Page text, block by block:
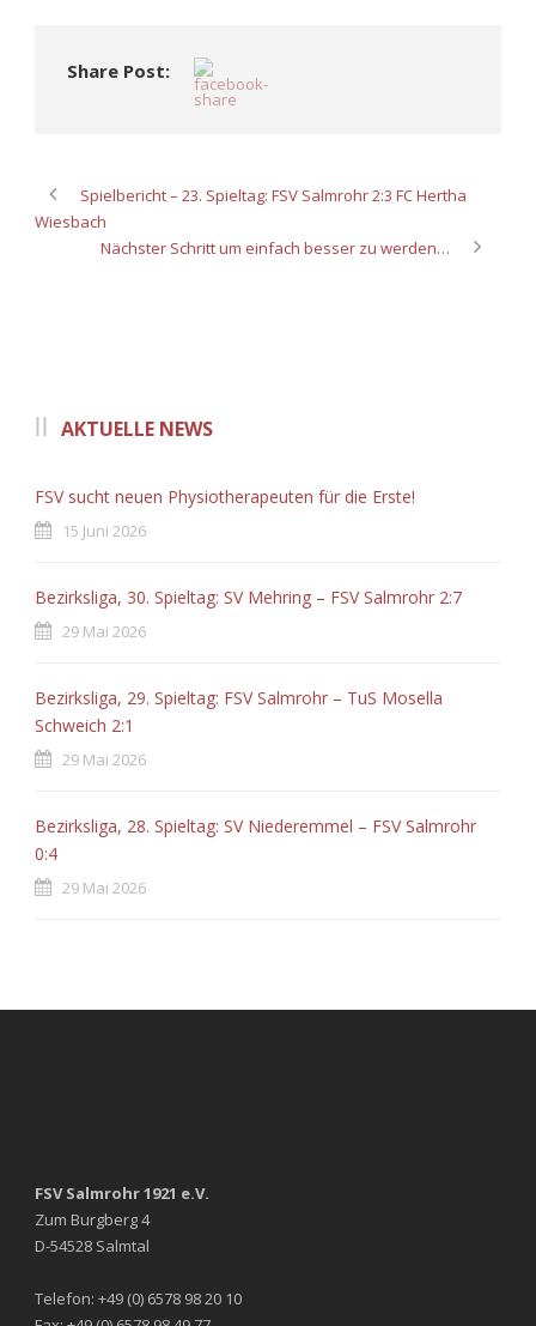
Share Post:
Spielbericht – 23. Spieltag: FSV Salmrohr 2:3 FC Hertha
Wiesbach
Nächster Schritt um einfach besser zu werden…
AKTUELLE NEWS
FSV sucht neuen Physiotherapeuten für die Erste!
15 Juni 2026
Bezirksliga, 30. Spieltag: SV Mehring – FSV Salmrohr 2:7
29 Mai 2026
Bezirksliga, 29. Spieltag: FSV Salmrohr – TuS Mosella
Schweich 2:1
29 Mai 2026
Bezirksliga, 28. Spieltag: SV Niederemmel – FSV Salmrohr
0:4
29 Mai 2026
FSV Salmrohr 1921 e.V.
Zum Burgberg 4
D-54528 Salmtal
Telefon: +49 (0) 6578 98 20 10